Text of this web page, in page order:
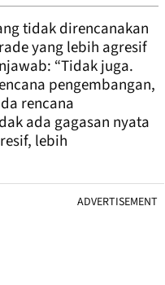
tidak direncanakan
yang lebih agresif
“Tidak juga.
pengembangan,
rencana
ada gagasan nyata
lebih
ADVERTISEMENT